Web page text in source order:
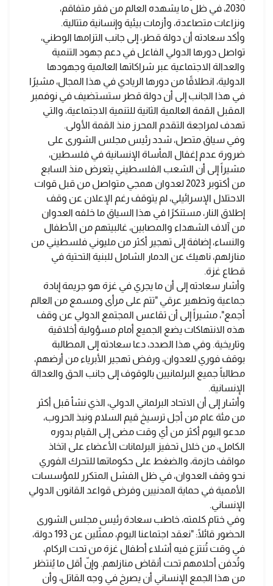
2030، في ظل ما يشهده العالم من فقر متفاقم،
ونزاعات متصاعدة، وأزمات بيئية وإنسانية متتالية.
وأكد سعادته أن دولة قطر، إلى جانب التزامها الوطني،
تواصل دورها الدولي الفاعل في دعم جهود التنمية
والعدالة الاجتماعية عبر شراكاتها العالمية وجهودها
الدولية، انطلاقًا من دورها الريادي في هذا المجال، مشيرًا
في هذا الجانب إلى أن دولة قطر ستستضيف في نوفمبر
المقبل القمة العالمية الثانية للتنمية الاجتماعية، والتي
تهدف لمراجعة التقدم المحرز منذ القمة الأولى.
وفي سياق متصل، شدد رئيس مجلس الشورى على
ضرورة عدم إغفال المأساة الإنسانية في فلسطين،
مشيراً إلى أن الشعب الفلسطيني يتعرض منذ السابع
من أكتوبر 2023 لعدوان همجي متواصل من قبل قوات
الاحتلال الإسرائيلي، لم يتوقف رغم الإعلان عن وقف
إطلاق النار، مستنكرًا في هذا السياق ما خلفه العدوان
من آلاف الشهداء والمصابين، غالبيتهم من الأطفال
والنساء، إضافة إلى تهجير أكثر من مليوني فلسطيني من
منازلهم، ناهيك عن الدمار الشامل للبنية التحتية في
قطاع غزة.
وأشار سعادته إلى أن ما يجري في غزة هو جريمة إبادة
جماعية وتطهير عرقي "تتم على مرأى ومسمع من العالم
أجمع"، مشيراً إلى أن تقاعس المجتمع الدولي عن وقف
هذه الانتهاكات يضع الجميع أمام مسؤولية أخلاقية
وتاريخية. وفي هذا الصدد، دعا سعادته إلى المطالبة
بوقف فوري للعدوان، ورفض تهجير الأبرياء من أرضهم،
مطالباً جميع البرلمانيين بالوقوف إلى جانب الحق والعدالة
الإنسانية.
وأشار إلى أن الاتحاد البرلماني الدولي، الذي نشأ قبل أكثر
من مئة عام من أجل ترسيخ قيم السلام ونبذ الحروب،
مدعو اليوم أكثر من أي وقت مضى إلى القيام بدوره
الكامل، من خلال تحفيز البرلمانات الأعضاء على اتخاذ
مواقف حازمة، والضغط على حكوماتها للتحرك الفوري
نحو وقف العدوان، في ظل الفشل المتكرر للمؤسسات
الأممية في حماية المدنيين وفرض قواعد القانون الدولي
الإنساني.
وفي ختام كلمته، خاطب سعادة رئيس مجلس الشورى
الحضور قائلًا: "نعقد اجتماعنا اليوم، ممثّلين عن 193 دولة،
في وقت تُنتزع فيه أشلاء أطفال غزة من تحت الركام،
وتُدفن أحلامهم تحت أنقاض منازلهم. وإنّ أقل ما يُنتظر
من هذا الجمع الإنساني أن يصرخ في وجه القاتل، وأن